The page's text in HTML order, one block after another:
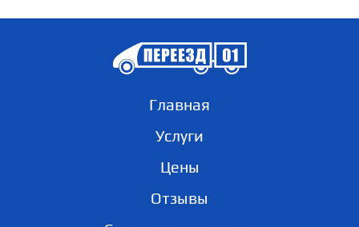
Главная
Услуги
Цены
Отзывы